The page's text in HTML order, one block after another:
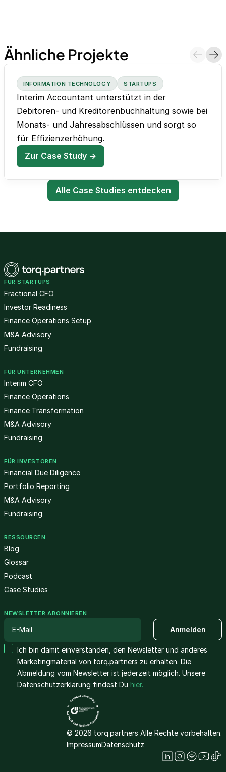
Ähnliche Projekte
INFORMATION TECHNOLOGY STARTUPS
Interim Accountant unterstützt in der
Debitoren- und Kreditorenbuchhaltung sowie bei
Monats- und Jahresabschlüssen und sorgt so
für Effizienzerhöhung.
Zur Case Study →
Alle Case Studies entdecken
FÜR STARTUPS
Fractional CFO
Investor Readiness
Finance Operations Setup
M&A Advisory
Fundraising
FÜR UNTERNEHMEN
Interim CFO
Finance Operations
Finance Transformation
M&A Advisory
Fundraising
FÜR INVESTOREN
Financial Due Diligence
Portfolio Reporting
M&A Advisory
Fundraising
RESSOURCEN
Blog
Glossar
Podcast
Case Studies
NEWSLETTER ABONNIEREN
Ich bin damit einverstanden, den Newsletter und anderes
Marketingmaterial von torq.partners zu erhalten. Die
Abmeldung vom Newsletter ist jederzeit möglich. Unsere
Datenschutzerklärung findest Du hier.
© 2026 torq.partners Alle Rechte vorbehalten.
ImpressumDatenschutz